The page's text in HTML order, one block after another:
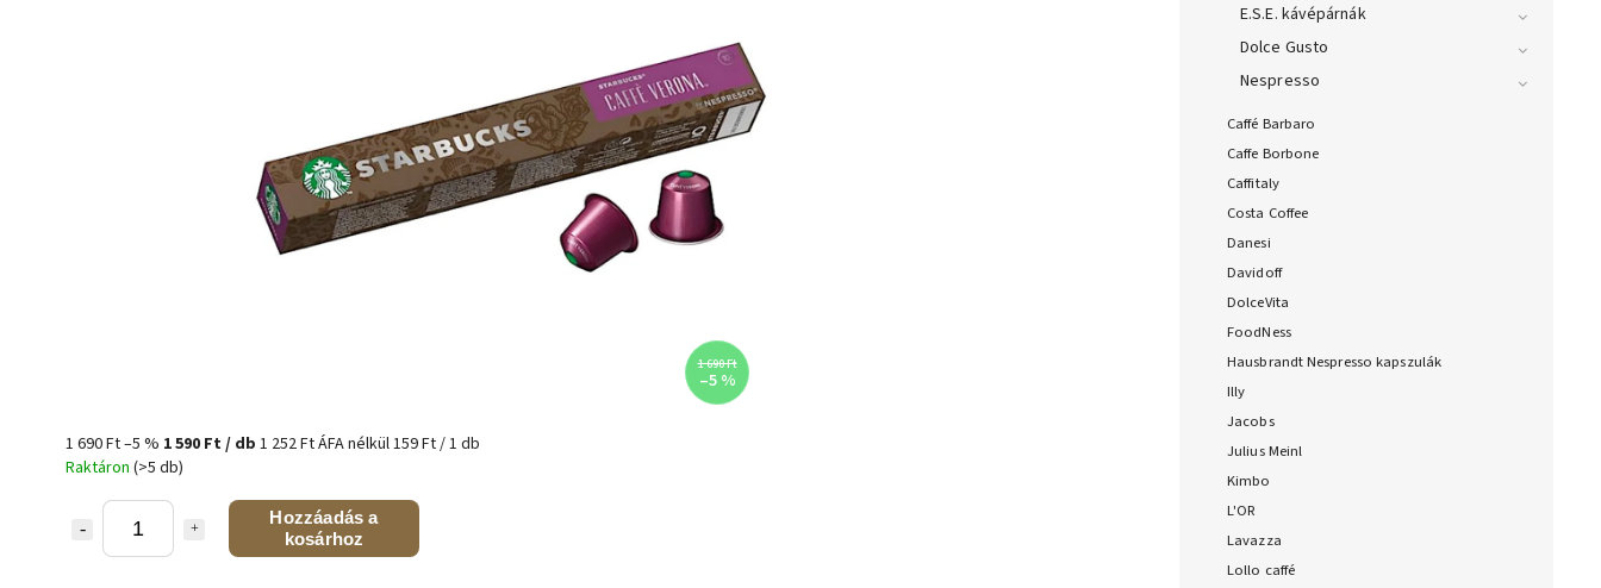
E.S.E. kávépárnák
Dolce Gusto
Nespresso
Caffé Barbaro
Caffe Borbone
Caffitaly
Costa Coffee
Danesi
Davidoff
DolceVita
FoodNess
Hausbrandt Nespresso kapszulák
Illy
Jacobs
Julius Meinl
Kimbo
L'OR
Lavazza
Lollo caffé
1 690 Ft
–5 %
1 690 Ft–5 % 1 590 Ft/ db 1 252 Ft ÁFA nélkül159 Ft / 1 db
Raktáron (>5 db)
Hozzáadás a
kosárhoz